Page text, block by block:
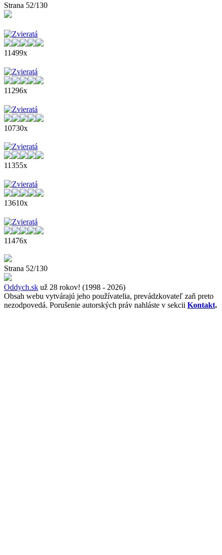
Strana 52/130
11499x
11296x
10730x
11355x
13610x
11476x
Strana 52/130
Oddych.sk už 28 rokov! (1998 - 2026)
Obsah webu vytvárajú jeho používatelia, prevádzkovateľ zaň preto
nezodpovedá. Porušenie autorských práv nahláste v sekcii Kontakt.